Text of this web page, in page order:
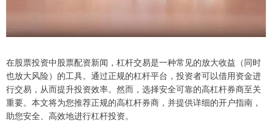
在股票投资中股票配资新闻，杠杆交易是一种常见的放大收益（同时
也放大风险）的工具。通过正规的杠杆平台，投资者可以借用资金进
行交易，从而提升投资效率。然而，选择安全可靠的高杠杆券商至关
重要。本文将为您推荐正规的高杠杆券商，并提供详细的开户指南，
助您安全、高效地进行杠杆投资。